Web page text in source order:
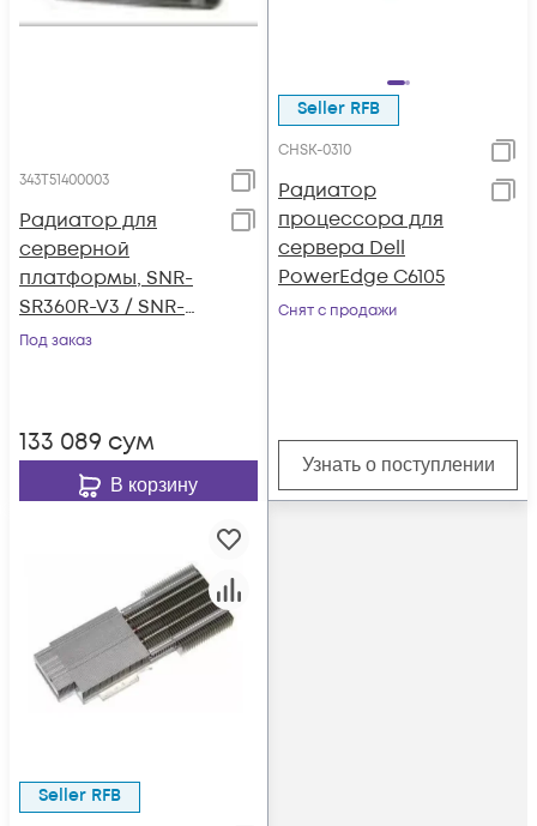
343T51400003
Радиатор для
серверной
платформы, SNR-
SR360R-V3 / SNR-
SR360R, 2.5"
Под заказ
133 089 сум
В корзину
Seller RFB
CHSK-0310
Радиатор
процессора для
сервера Dell
PowerEdge C6105
Снят с продажи
Узнать о поступлении
Seller RFB